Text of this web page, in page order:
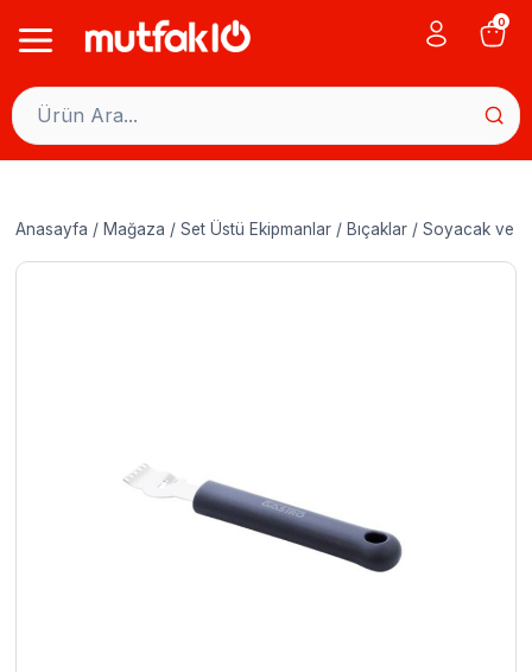
0
Anasayfa / Mağaza / Set Üstü Ekipmanlar / Bıçaklar / Soyacak ve